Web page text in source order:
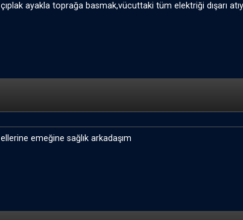
çıplak ayakla toprağa basmak,vücuttaki tüm elektriği dışarı
ellerine emeğine sağlık arkadaşım